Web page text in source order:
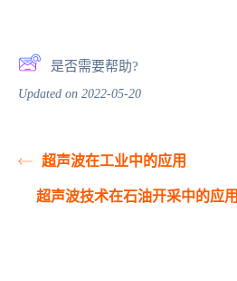
是否需要帮助?
Updated on 2022-05-20
超声波在工业中的应用
超声波技术在石油开采中的应用